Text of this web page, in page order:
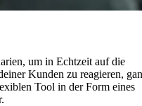
um in Echtzeit auf die
Kunden zu reagieren,
Tool in der Form eines